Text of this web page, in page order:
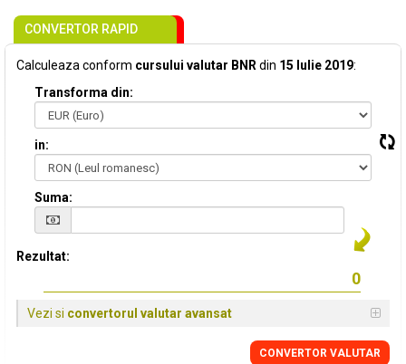
CONVERTOR RAPID
Calculeaza conform cursului valutar BNR din 15 Iulie 2019:
Transforma din:
in:
Suma:
Rezultat:
Vezi si convertorul valutar avansat
CONVERTOR VALUTAR